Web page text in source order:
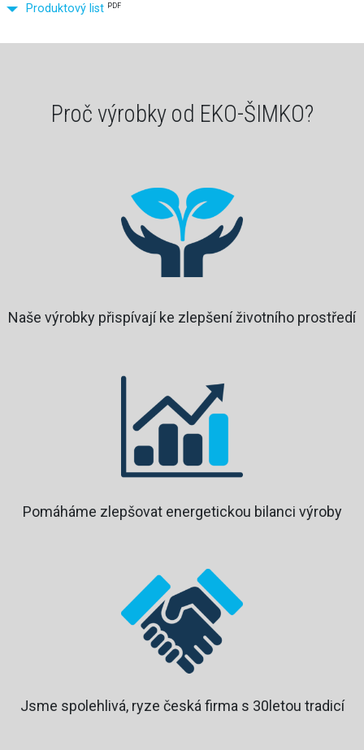
Produktový list PDF
Proč výrobky od EKO-ŠIMKO?
Naše výrobky přispívají ke zlepšení životního prostředí
Pomáháme zlepšovat energetickou bilanci výroby
Jsme spolehlivá, ryze česká firma s 30letou tradicí